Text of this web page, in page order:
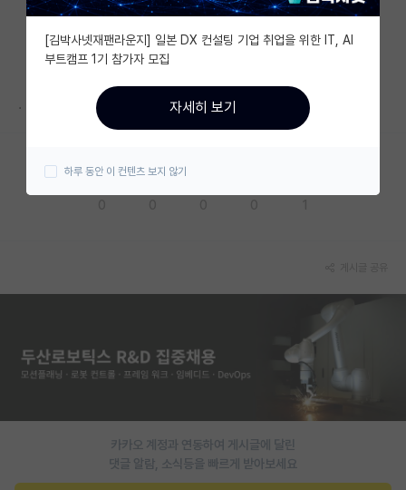
자유 게시판(아무개랩)
미국 유학 게시판
미국 대학원 합격 후기 게시판
대학원생 모집 게시판
연구실(PI) 홍보 게시판
임용 후기 게시판
인문사회 계열 게시판
특수/전문대학원 게시판
.
카카오 계정과 연동하여 게시글에 달린
댓글 알람, 소식등을 빠르게 받아보세요
[김박사넷재팬라운지] 일본 DX 컨설팅 기업 취업을 위한 IT, AI
부트캠프 1기 참가자 모집
자세히 보기
하루 동안 이 컨텐츠 보지 않기